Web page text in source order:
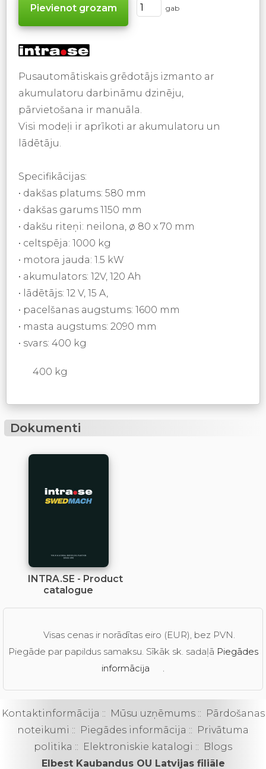
gab
Pusautomātiskais grēdotājs izmanto ar
akumulatoru darbināmu dzinēju,
pārvietošana ir manuāla.
Visi modeļi ir aprīkoti ar akumulatoru un
lādētāju.
Specifikācijas:
• dakšas platums: 580 mm
• dakšas garums 1150 mm
• dakšu riteņi: neilona, ø 80 x 70 mm
• celtspēja: 1000 kg
• motora jauda: 1.5 kW
• akumulators: 12V, 120 Ah
• lādētājs: 12 V, 15 A,
• pacelšanas augstums: 1600 mm
• masta augstums: 2090 mm
• svars: 400 kg
400 kg
Dokumenti
INTRA.SE - Product
catalogue
Visas cenas ir norādītas eiro (EUR), bez PVN.
Piegāde par papildus samaksu. Sīkāk sk. sadaļā Piegādes
informācija
Kontaktinformācija :: Mūsu uzņēmums:: Pārdošanas
noteikumi :: Piegādes informācija :: Privātuma
politika :: Elektroniskie katalogi :: Blogs
Elbest Kaubandus OU Latvijas filiāle